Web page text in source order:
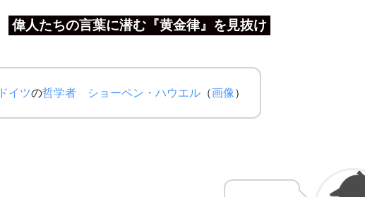
偉人たちの言葉に潜む『黄金律』を見抜け
ドイツの哲学者 ショーペン・ハウエル （画像 ）